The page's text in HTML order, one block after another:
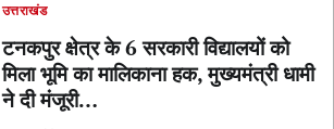
उत्तराखंड
टनकपुर क्षेत्र के 6 सरकारी विद्यालयों को
मिला भूमि का मालिकाना हक, मुख्यमंत्री धामी
ने दी मंजूरी…